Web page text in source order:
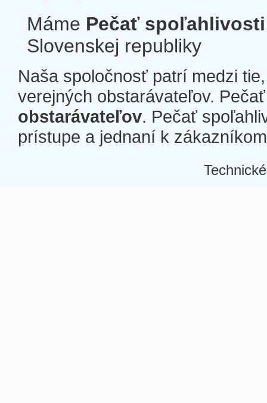
Máme Pečať spoľahlivosti
Slovenskej republiky
Naša spoločnosť patrí medzi
verejných obstarávateľov.
obstarávateľov. Pečať
prístupe a jednaní k